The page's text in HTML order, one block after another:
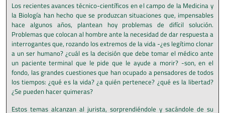
Los recientes avances técnico-científicos en el campo de la Medicina y
la Biología han hecho que se produzcan situaciones que, impensables
hace algunos años, plantean hoy problemas de difícil solución.
Problemas que colocan al hombre ante la necesidad de dar respuesta a
interrogantes que, rozando los extremos de la vida -¿es legítimo clonar
a un ser humano? ¿cuál es la decisión que debe tomar el médico ante
un paciente terminal que le pide que le ayude a morir? -son, en el
fondo, las grandes cuestiones que han ocupado a pensadores de todos
los tiempos: ¿qué es la vida? ¿a quién pertenece? ¿qué es la libertad?
¿Se pueden hacer quimeras?
Estos temas alcanzan al jurista, sorprendiéndole y sacándole de su